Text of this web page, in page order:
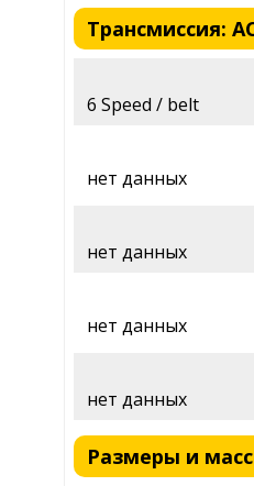
Трансмиссия:
6 Speed / belt
нет данных
нет данных
нет данных
нет данных
Размеры и